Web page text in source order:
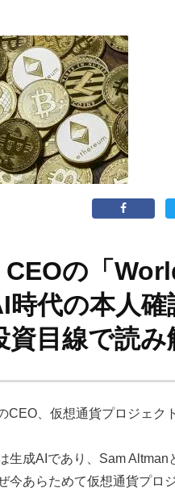
の「
時代の本人
資目線で読み
CEO、仮想通貨プロジェ
生成AIであり、Sam Altman
今あらためて仮想通貨プロ